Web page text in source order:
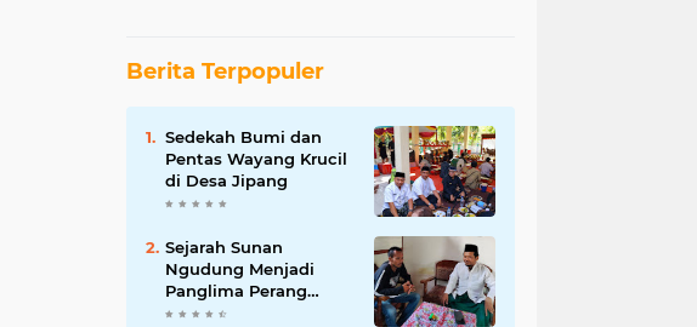
Berita Terpopuler
Sedekah Bumi dan
Pentas Wayang Krucil
di Desa Jipang
Sejarah Sunan
Ngudung Menjadi
Panglima Perang
Kerajaan Demak